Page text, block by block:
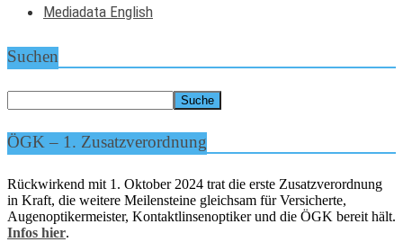
Mediadata English
Suchen
ÖGK – 1. Zusatzverordnung
Rückwirkend mit 1. Oktober 2024 trat die erste Zusatzverordnung
in Kraft, die weitere Meilensteine gleichsam für Versicherte,
Augenoptikermeister, Kontaktlinsenoptiker und die ÖGK bereit hält.
Infos hier.